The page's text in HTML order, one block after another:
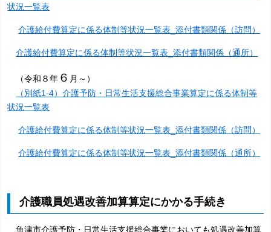
状況一覧表
介護給付費算定に係る体制等状況一覧表_添付書類関係（訪問）
介護給付費算定に係る体制等状況一覧表_添付書類関係（通所）
（令和８年 ６ 月～）
（別紙1-4）介護予防・日常生活支援総合事業算定に係る体制等
状況一覧表
介護給付費算定に係る体制等状況一覧表_添付書類関係（訪問）
介護給付費算定に係る体制等状況一覧表_添付書類関係（通所）
介護職員処遇改善加算算定にかかる手続き
魚津市介護予防・日常生活支援総合事業においても処遇改善加算